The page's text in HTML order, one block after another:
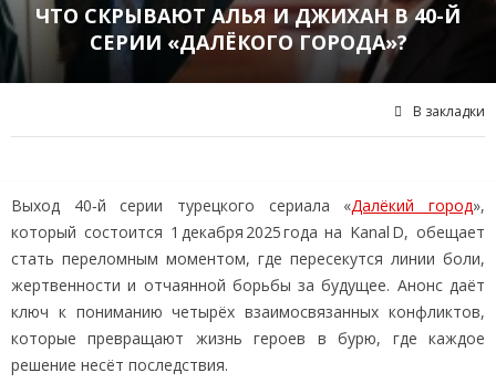
ЧТО СКРЫВАЮТ АЛЬЯ И ДЖИХАН В 40-Й
СЕРИИ «ДАЛЁКОГО ГОРОДА»?
В закладки
Выход 40‑й серии турецкого сериала «Далёкий город»,
который состоится 1 декабря 2025 года на Kanal D, обещает
стать переломным моментом, где пересекутся линии боли,
жертвенности и отчаянной борьбы за будущее. Анонс даёт
ключ к пониманию четырёх взаимосвязанных конфликтов,
которые превращают жизнь героев в бурю, где каждое
решение несёт последствия.